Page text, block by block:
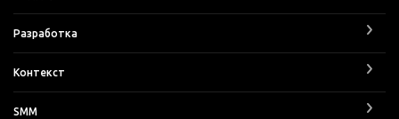
Разработка
Контекст
SMM